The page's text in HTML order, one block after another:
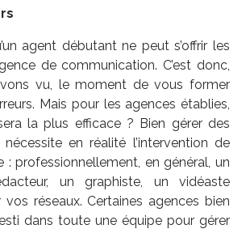
agent débutant ne peut s’offrir les
de communication. C’est donc,
vu, le moment de vous former
Mais pour les agences établies,
la plus efficace ? Bien gérer des
en réalité l’intervention de
: professionnellement, en général, un
un graphiste, un vidéaste
vos réseaux. Certaines agences bien
dans toute une équipe pour gérer